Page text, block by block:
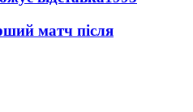
матч після